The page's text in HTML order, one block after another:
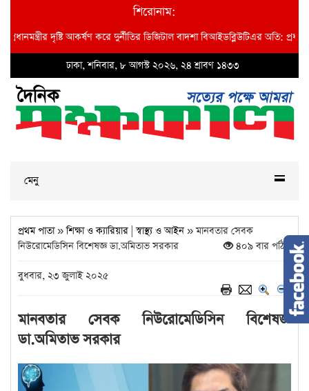
শিরোনাম:
দৃষ্টি আকর্ষণ করে দুর্নীতির ডিজিটাল বাদশা বিআইডব্লিউটিএর অতি: প্রধান প্রকৌশলী
ঢাকা, শনিবার, ৮ আগস্ট ২০২৬, ২৪ শ্রাবণ ১৪৩৩
মেনু
প্রথম পাতা»শিক্ষা ও ক্যারিয়ার স্বাস্থ্য ও আইন » মানবতার সেবক
নিউরোমেডিসিন বিশেষজ্ঞ ডা.অমিতাভ সরকার
৪০৯ বার পঠিত
বুধবার, ২৩ জুলাই ২০২৫
মানবতার সেবক নিউরোমেডিসিন বিশেষজ্ঞ
ডা.অমিতাভ সরকার